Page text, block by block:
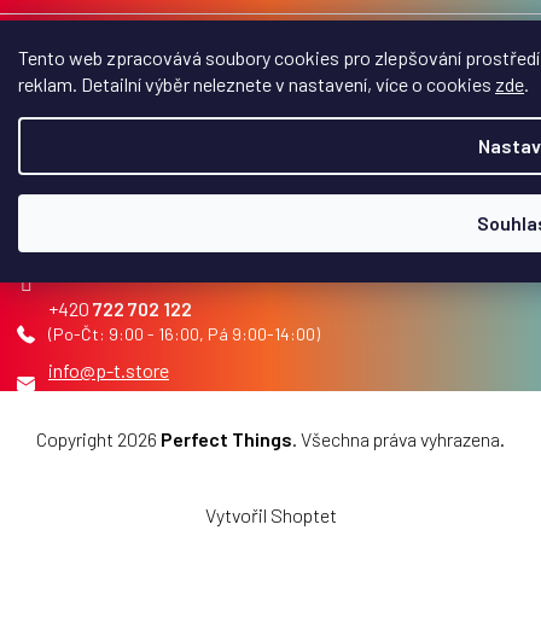
Tento web zpracovává soubory cookies pro zlepšování
reklam. Detailní výběr neleznete v nastavení, více o cookies zde.
t
Perfect Things
Užitečné info
Kontakt
info@p-t.store
722 702 122
Vytvořil Shoptet
Copyright 2026 Perfect Things. Všechna práva vyhrazena.